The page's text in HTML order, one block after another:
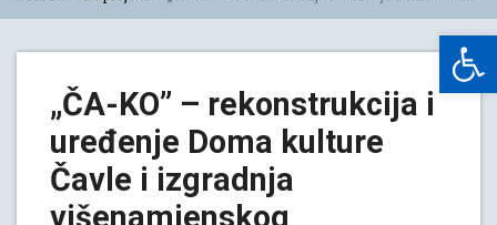
„ČA-KO” – rekonstrukcija i
uređenje Doma kulture
Čavle i izgradnja
višenamjenskog